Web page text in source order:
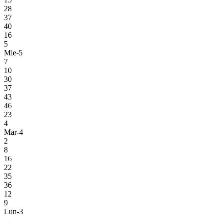
28
37
40
16
5
Mie-5
7
10
30
37
43
46
23
4
Mar-4
2
8
16
22
35
36
12
9
Lun-3